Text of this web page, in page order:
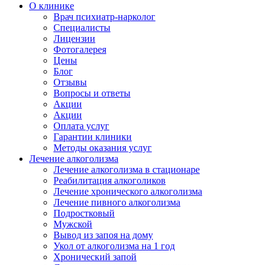
О клинике
Врач психиатр-нарколог
Специалисты
Лицензии
Фотогалерея
Цены
Блог
Отзывы
Вопросы и ответы
Акции
Акции
Оплата услуг
Гарантии клиники
Методы оказания услуг
Лечение алкоголизма
Лечение алкоголизма в стационаре
Реабилитация алкоголиков
Лечение хронического алкоголизма
Лечение пивного алкоголизма
Подростковый
Мужской
Вывод из запоя на дому
Укол от алкоголизма на 1 год
Хронический запой